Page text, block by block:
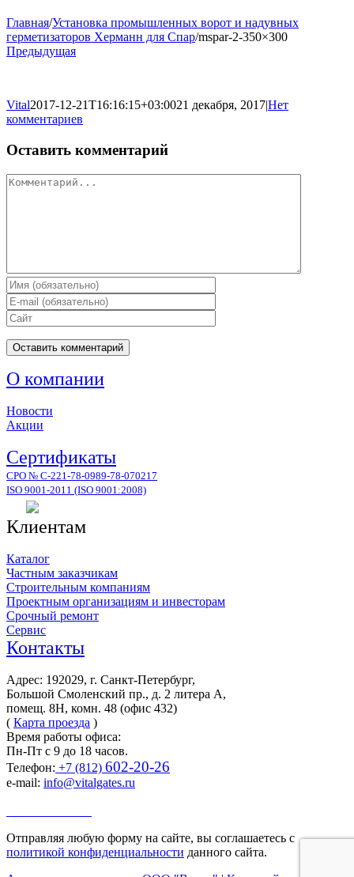
Главная/Установка промышленных ворот и надувных
герметизаторов Херманн для Спар/mspar-2-350×300
Предыдущая
Vital2017-12-21T16:16:15+03:0021 декабря, 2017|Нет
комментариев
Оставить комментарий
Комментарий
О компании
Новости
Акции
Сертификаты
СРО № С-221-78-0989-78-070217
ISO 9001-2011 (ISO 9001:2008)
Клиентам
Каталог
Частным заказчикам
Строительным компаниям
Проектным организациям и инвесторам
Срочный ремонт
Сервис
Контакты
Адрес: 192029, г. Санкт-Петербург,
Большой Смоленский пр., д. 2 литера А,
помещ. 8Н, комн. 48 (офис 432)
( Карта проезда )
Время работы офиса:
Пн-Пт с 9 до 18 часов.
Телефон: +7 (812) 602-20-26
e-mail: info@vitalgates.ru
Отправляя любую форму на сайте, вы соглашаетесь с
политикой конфиденциальности данного сайта.